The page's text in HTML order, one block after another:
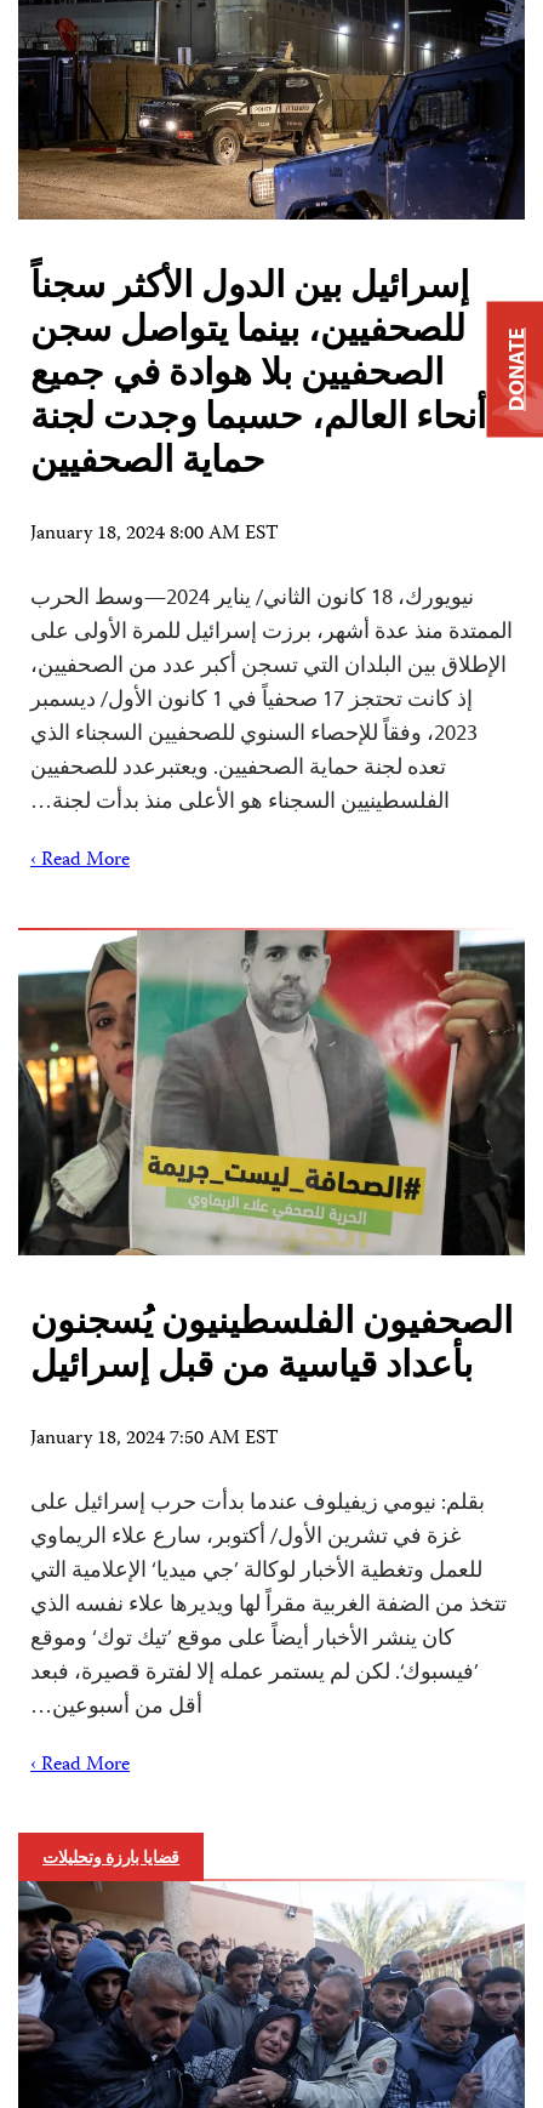
إسرائيل بين الدول الأكثر سجناً
للصحفيين، بينما يتواصل سجن
الصحفيين بلا هوادة في جميع
أنحاء العالم، حسبما وجدت لجنة
حماية الصحفيين
January 18, 2024 8:00 AM EST
نيويورك، 18 كانون الثاني/ يناير 2024—وسط الحرب
الممتدة منذ عدة أشهر، برزت إسرائيل للمرة الأولى على
الإطلاق بين البلدان التي تسجن أكبر عدد من الصحفيين،
إذ كانت تحتجز 17 صحفياً في 1 كانون الأول/ ديسمبر
2023، وفقاً للإحصاء السنوي للصحفيين السجناء الذي
تعده لجنة حماية الصحفيين. ويعتبرعدد للصحفيين
الفلسطينيين السجناء هو الأعلى منذ بدأت لجنة…
Read More ›
الصحفيون الفلسطينيون يُسجنون
بأعداد قياسية من قبل إسرائيل
January 18, 2024 7:50 AM EST
بقلم: نيومي زيفيلوف عندما بدأت حرب إسرائيل على
غزة في تشرين الأول/ أكتوبر، سارع علاء الريماوي
للعمل وتغطية الأخبار لوكالة ’جي ميديا‘ الإعلامية التي
تتخذ من الضفة الغربية مقراً لها ويديرها علاء نفسه الذي
كان ينشر الأخبار أيضاً على موقع ’تيك توك‘ وموقع
’فيسبوك‘. لكن لم يستمر عمله إلا لفترة قصيرة، فبعد
أقل من أسبوعين…
Read More ›
قضايا بارزة وتحليلات
DONATE